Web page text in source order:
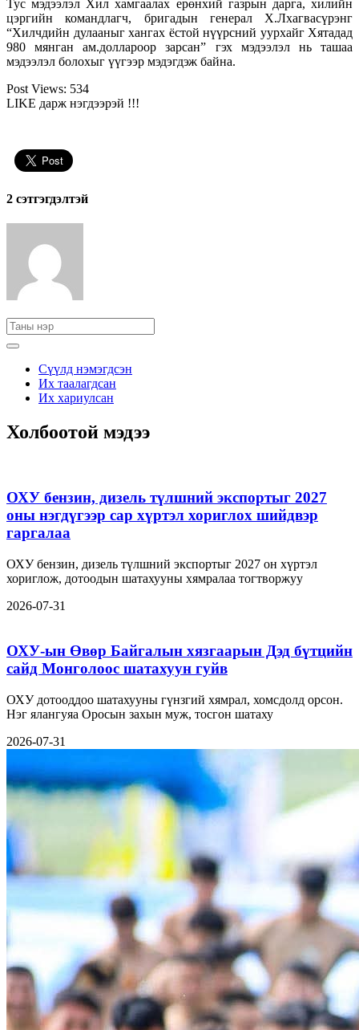
Тус мэдээлэл Хил хамгаалах ерөнхий газрын дарга, хилийн
цэргийн командлагч, бригадын генерал Х.Лхагвасүрэнг
“Хилчдийн дулааныг хангах ёстой нүүрсний уурхайг Хятадад
980 мянган ам.доллароор зарсан” гэх мэдээлэл нь ташаа
мэдээлэл болохыг үүгээр мэдэгдэж байна.
Post Views: 534
LIKE дарж нэгдээрэй !!!
2 cэтгэгдэлтэй
Сүүлд нэмэгдсэн
Их таалагдсан
Их хариулсан
Холбоотой мэдээ
ОХУ бензин, дизель түлшний экспортыг 2027
оны нэгдүгээр сар хүртэл хориглох шийдвэр
гаргалаа
ОХУ бензин, дизель түлшний экспортыг 2027 он хүртэл
хориглож, дотоодын шатахууны хямралаа тогтворжуу
2026-07-31
ОХУ-ын Өвөр Байгалын хязгаарын Дэд бүтцийн
сайд Монголоос шатахуун гуйв
ОХУ дотооддоо шатахууны гүнзгий хямрал, хомсдолд орсон.
Нэг ялангуяа Оросын захын муж, тосгон шатаху
2026-07-31